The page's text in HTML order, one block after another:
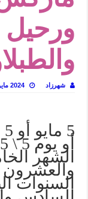
عوالم منصورة عز
الطعام في الحضارة
يوم شاهدت زينات
ورحيل
شهرزاد 2024 مايو 05
الشهر
السنوات